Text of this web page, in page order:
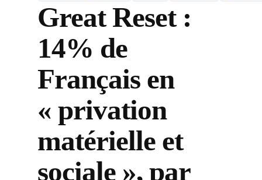
Great Reset :
14% de
Français en
« privation
matérielle et
sociale », par